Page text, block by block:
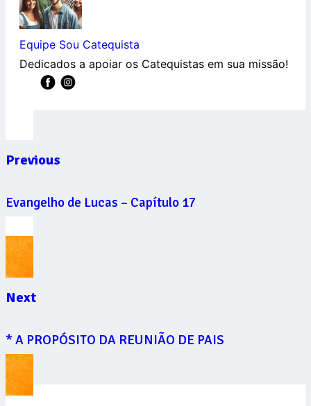
Equipe Sou Catequista
Dedicados a apoiar os Catequistas em sua missão!
Previous
Evangelho de Lucas – Capítulo 17
Next
* A PROPÓSITO DA REUNIÃO DE PAIS